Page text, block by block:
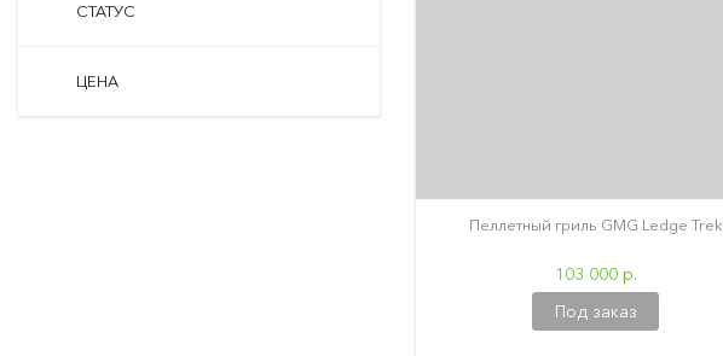
СТАТУС
ЦЕНА
Пеллетный гриль GMG Ledge Trek
103 000 р.
Под заказ